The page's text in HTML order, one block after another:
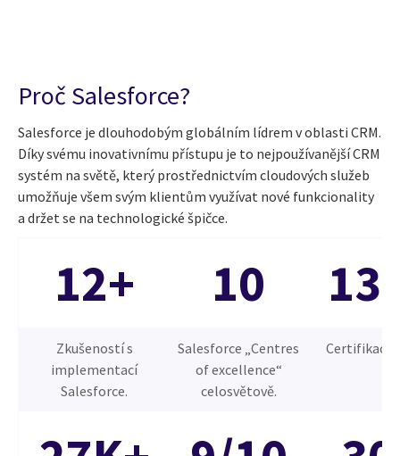
Proč Salesforce?
Salesforce je dlouhodobým globálním lídrem v oblasti CRM.
Díky svému inovativnímu přístupu je to nejpoužívanější CRM
systém na světě, který prostřednictvím cloudových služeb
umožňuje všem svým klientům využívat nové funkcionality
a držet se na technologické špičce.
12+ 10
Zkušeností s
implementací
Salesforce.
Salesforce „Centres
of excellence“
celosvětově.
Certifikace